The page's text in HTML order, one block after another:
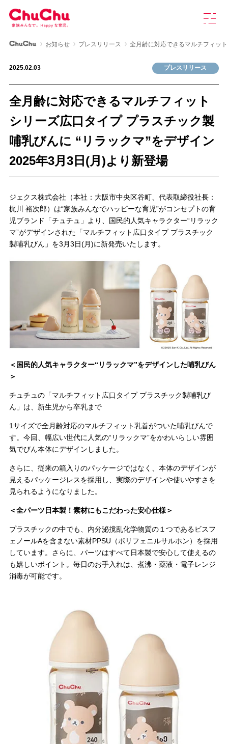
ロ
ナ
ビ
を
ChuChuについて
育児研究室
よくあるご質問
お問い合わせ
＼ 最新情報はこちら
ChuChu公式サイト
お知らせ プレスリリース 全月齢に対応できるマルチフィッ
2025.02.03 プレスリリース
全月齢に対応できるマルチフィット
シリーズ広口タイプ プラスチック製
哺乳びんに “リラックマ”をデザイン
2025年3月3日(月)より新登場
ジェクス株式会社（本社：大阪市中央区谷町、代表取締役社長：
梶川 裕次郎）は“家族みんなでハッピーな育児”がコンセプトの育
児ブランド「チュチュ」より、国民的人気キャラクター“リラック
マ”がデザインされた「マルチフィット広口タイプ プラスチック
製哺乳びん」を3月3日(月)に新発売いたします。
＜国民的人気キャラクター“リラックマ”をデザインした哺乳びん
＞
チュチュの「マルチフィット広口タイプ プラスチック製哺乳び
ん」は、新生児から卒乳まで
1サイズで全月齢対応のマルチフィット乳首がついた哺乳びんで
す。今回、幅広い世代に人気の“リラックマ”をかわいらしい雰囲
気でびん本体にデザインしました。
さらに、従来の箱入りのパッケージではなく、本体のデザインが
見えるパッケージレスを採用し、実際のデザインや使いやすさを
見られるようになりました。
＜全パーツ日本製！素材にもこだわった安心仕様＞
プラスチックの中でも、内分泌撹乱化学物質の１つであるビスフ
ェノールAを含まない素材PPSU（ポリフェニルサルホン）を採用
しています。さらに、パーツはすべて日本製で安心して使えるの
も嬉しいポイント。毎日のお手入れは、煮沸・薬液・電子レンジ
消毒が可能です。